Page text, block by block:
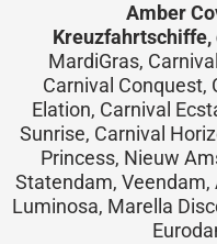
Amber
Kreuzfahrtschiffe,
MardiGras,
Carnival Conquest,
Elation, Carnival
Sunrise, Carnival
Princess, Nieuw
Statendam, Veendam,
Luminosa, Marella